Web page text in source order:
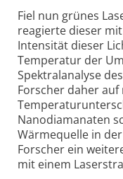
Fiel nun grünes
reagierte dieser
Intensität dieser
Temperatur der
Spektralanalyse
Forscher daher auf
Nanodiamanaten
Wärmequelle in
Forscher ein
mit einem